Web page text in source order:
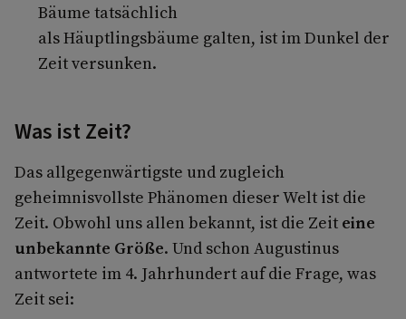
Bäume tatsächlich
als Häuptlingsbäume galten, ist im Dunkel der
Zeit versunken.
Was ist Zeit?
Das allgegenwärtigste und zugleich
geheimnisvollste Phänomen dieser Welt ist die
Zeit. Obwohl uns allen bekannt, ist die Zeit eine
unbekannte Größe. Und schon Augustinus
antwortete im 4. Jahrhundert auf die Frage, was
Zeit sei: